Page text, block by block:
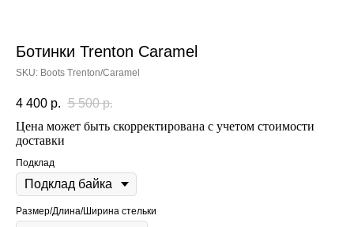
Ботинки Trenton Caramel
SKU: Boots Trenton/Caramel
4 400 р. 5 500 р.
Цена может быть скорректирована с учетом стоимости
доставки
Подклад
Размер/Длина/Ширина стельки